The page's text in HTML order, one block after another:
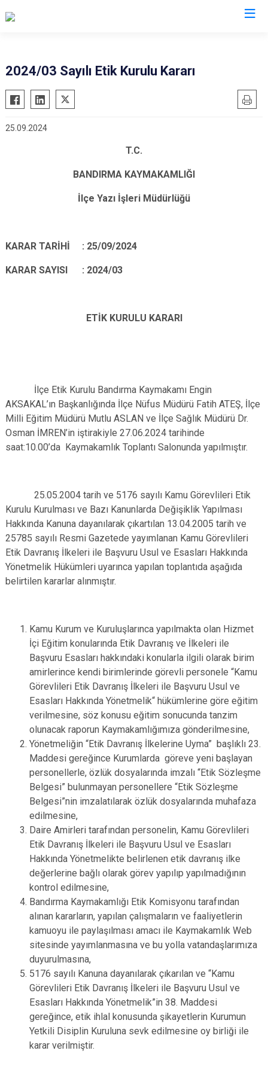
Ayvalık
Balya
Bandırma
Gömeç
Manyas
Marmara
Sındırgı
2024/03 Sayılı Etik Kurulu Kararı
25.09.2024
T.C.
BANDIRMA KAYMAKAMLIĞI
İlçe Yazı İşleri Müdürlüğü
KARAR TARİHİ : 25/09/2024
KARAR SAYISI : 2024/03
ETİK KURULU KARARI
İlçe Etik Kurulu Bandırma Kaymakamı Engin
AKSAKAL’ın Başkanlığında İlçe Nüfus Müdürü Fatih ATEŞ, İlçe
Milli Eğitim Müdürü Mutlu ASLAN ve İlçe Sağlık Müdürü Dr.
Osman İMREN’in iştirakiyle 27.06.2024 tarihinde
saat:10.00’da Kaymakamlık Toplantı Salonunda yapılmıştır.
25.05.2004 tarih ve 5176 sayılı Kamu Görevlileri Etik
Kurulu Kurulması ve Bazı Kanunlarda Değişiklik Yapılması
Hakkında Kanuna dayanılarak çıkartılan 13.04.2005 tarih ve
25785 sayılı Resmi Gazetede yayımlanan Kamu Görevlileri
Etik Davranış İlkeleri ile Başvuru Usul ve Esasları Hakkında
Yönetmelik Hükümleri uyarınca yapılan toplantıda aşağıda
belirtilen kararlar alınmıştır.
Kamu Kurum ve Kuruluşlarınca yapılmakta olan Hizmet
İçi Eğitim konularında Etik Davranış ve İlkeleri ile
Başvuru Esasları hakkındaki konularla ilgili olarak birim
amirlerince kendi birimlerinde görevli personele “Kamu
Görevlileri Etik Davranış İlkeleri ile Başvuru Usul ve
Esasları Hakkında Yönetmelik“ hükümlerine göre eğitim
verilmesine, söz konusu eğitim sonucunda tanzim
olunacak raporun Kaymakamlığımıza gönderilmesine,
Yönetmeliğin “Etik Davranış İlkelerine Uyma” başlıklı 23.
Maddesi gereğince Kurumlarda göreve yeni başlayan
personellerle, özlük dosyalarında imzalı “Etik Sözleşme
Belgesi” bulunmayan personellere “Etik Sözleşme
Belgesi”nin imzalatılarak özlük dosyalarında muhafaza
edilmesine,
Daire Amirleri tarafından personelin, Kamu Görevlileri
Etik Davranış İlkeleri ile Başvuru Usul ve Esasları
Hakkında Yönetmelikte belirlenen etik davranış ilke
değerlerine bağlı olarak görev yapılıp yapılmadığının
kontrol edilmesine,
Bandırma Kaymakamlığı Etik Komisyonu tarafından
alınan kararların, yapılan çalışmaların ve faaliyetlerin
kamuoyu ile paylaşılması amacı ile Kaymakamlık Web
sitesinde yayımlanmasına ve bu yolla vatandaşlarımıza
duyurulmasına,
5176 sayılı Kanuna dayanılarak çıkarılan ve “Kamu
Görevlileri Etik Davranış İlkeleri ile Başvuru Usul ve
Esasları Hakkında Yönetmelik”in 38. Maddesi
gereğince, etik ihlal konusunda şikayetlerin Kurumun
Yetkili Disiplin Kuruluna sevk edilmesine oy birliği ile
karar verilmiştir.